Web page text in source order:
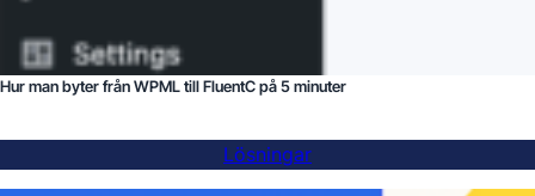
Hur man byter från WPML till FluentC på 5 minuter
Lösningar